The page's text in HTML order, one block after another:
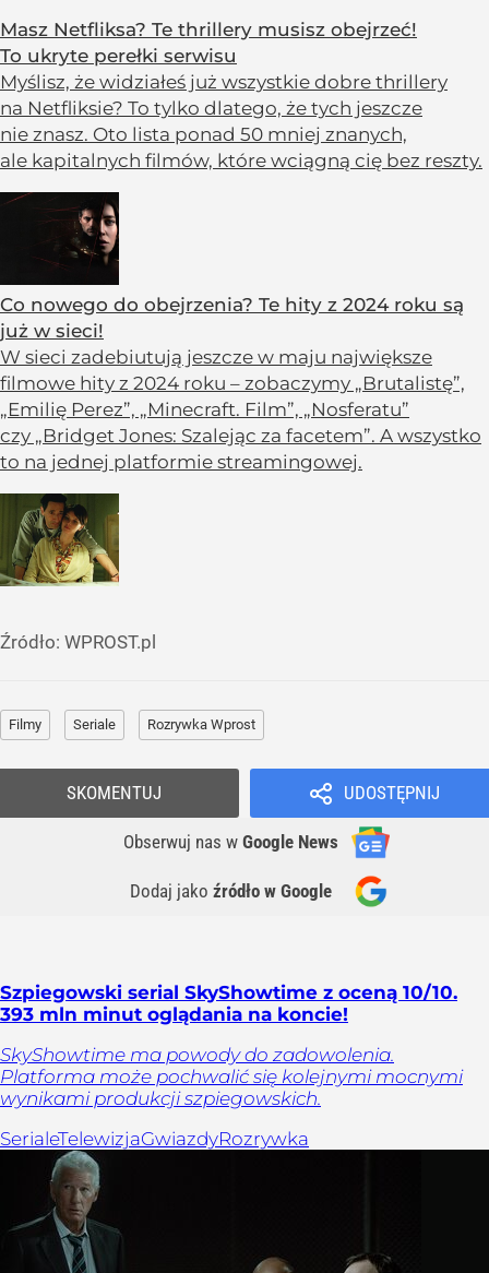
Masz Netfliksa? Te thrillery musisz obejrzeć!
To ukryte perełki serwisu
Myślisz, że widziałeś już wszystkie dobre thrillery
na Netfliksie? To tylko dlatego, że tych jeszcze
nie znasz. Oto lista ponad 50 mniej znanych,
ale kapitalnych filmów, które wciągną cię bez reszty.
Co nowego do obejrzenia? Te hity z 2024 roku są
już w sieci!
W sieci zadebiutują jeszcze w maju największe
filmowe hity z 2024 roku – zobaczymy „Brutalistę”,
„Emilię Perez”, „Minecraft. Film”, „Nosferatu”
czy „Bridget Jones: Szalejąc za facetem”. A wszystko
to na jednej platformie streamingowej.
Źródło: WPROST.pl
Filmy Seriale Rozrywka Wprost
UDOSTĘPNIJ
Obserwuj nas w Google News
Dodaj jako źródło w Google
SKOMENTUJ
Szpiegowski serial SkyShowtime z oceną 10/10.
393 mln minut oglądania na koncie!
SkyShowtime ma powody do zadowolenia.
Platforma może pochwalić się kolejnymi mocnymi
wynikami produkcji szpiegowskich.
SerialeTelewizjaGwiazdyRozrywka